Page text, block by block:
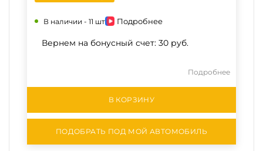
В наличии - 11 шт Подробнее
Вернем на бонусный счет: 30 руб.
Подробнее
В КОРЗИНУ
ПОДОБРАТЬ ПОД МОЙ АВТОМОБИЛЬ